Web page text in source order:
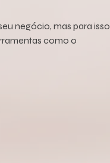
negócio, mas para isso
como o